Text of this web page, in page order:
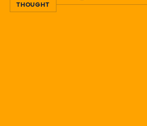
THOUGHT